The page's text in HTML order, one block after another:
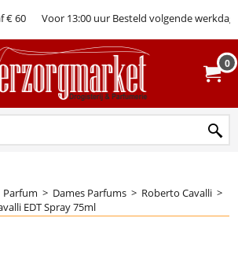
€ 60 Voor 13:00 uur Besteld volgende werkdag
0
Parfum > Dames Parfums > Roberto Cavalli >
EDT Spray 75ml